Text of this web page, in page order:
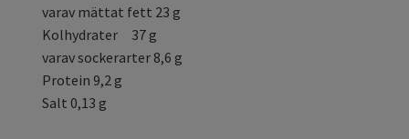
varav mättat fett 23 g
Kolhydrater 37 g
varav sockerarter 8,6 g
Protein 9,2 g
Salt 0,13 g